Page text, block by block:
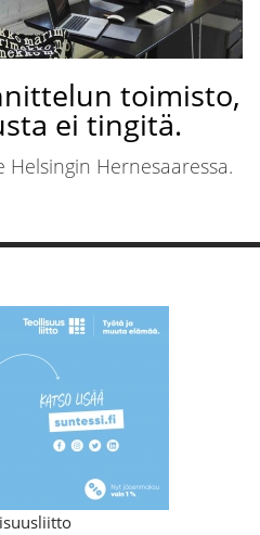
toimisto,
ei tingitä.
Helsingin Hernesaaressa.